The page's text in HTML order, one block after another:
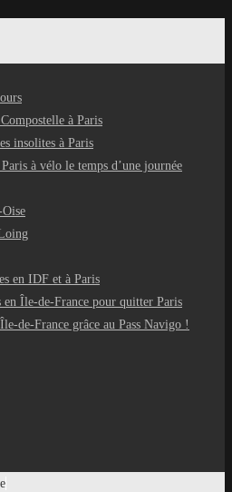
à Paris
insolites à Paris
à vélo le temps d’une journée
en IDF et à Paris
en Île-de-France pour quitter Paris
de-France grâce au Pass Navigo !